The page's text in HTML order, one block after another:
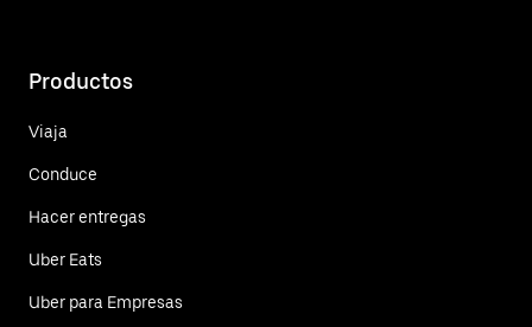
Productos
Viaja
Conduce
Hacer entregas
Uber Eats
Uber para Empresas